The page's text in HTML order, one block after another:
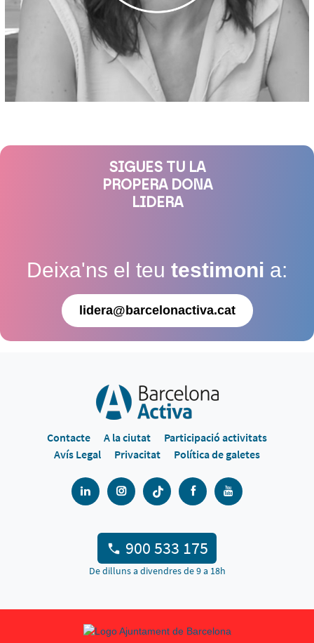
SIGUES TU LA
PROPERA DONA
LIDERA
Deixa'ns el teu testimoni a:
lidera@barcelonactiva.cat
Contacte A la ciutat
Participació activitats
Avís Legal
Privacitat Política de galetes
900 533 175
De dilluns a divendres de 9 a 18h